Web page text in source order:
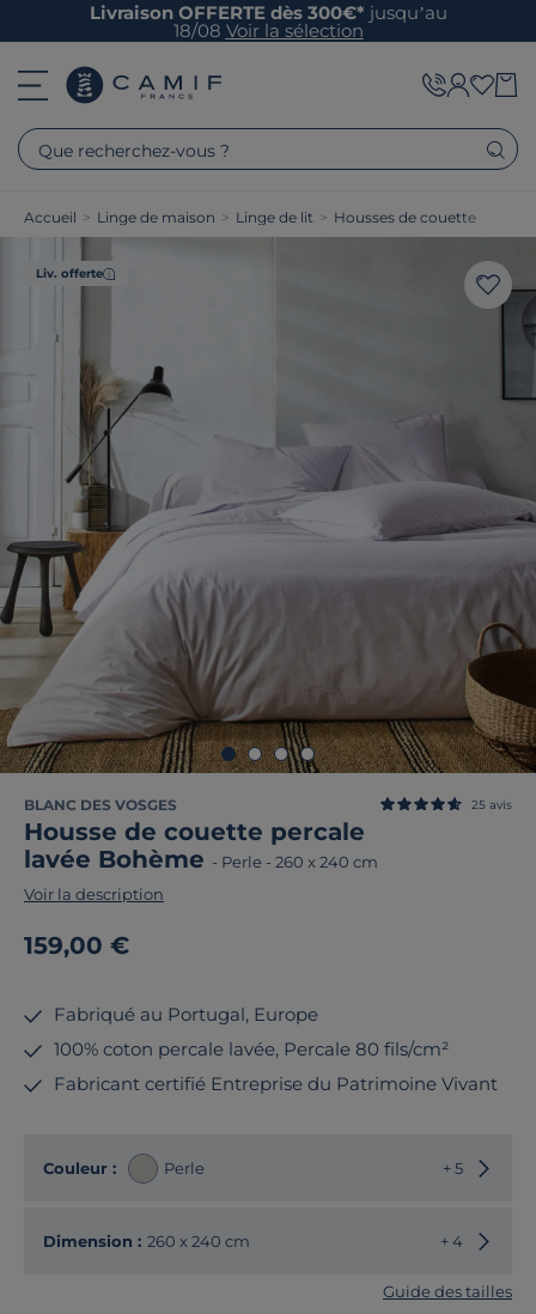
Livraison OFFERTE dès 300€* jusqu’au
18/08 Voir la sélection
Que recherchez-vous ?
Accueil > Linge de maison > Linge de lit > Housses de couette
Liv. offerte
BLANC DES VOSGES
Housse de couette percale
lavée Bohème - Perle - 260 x 240 cm
25 avis
Voir la description
159,00 €
Fabriqué au Portugal, Europe
100% coton percale lavée, Percale 80 fils/cm²
Fabricant certifié Entreprise du Patrimoine Vivant
Couleur : Perle + 5
Dimension : 260 x 240 cm + 4
Guide des tailles